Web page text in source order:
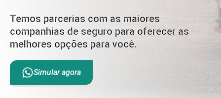
Temos parcerias com as maiores
companhias de seguro para oferecer as
melhores opções para você.
Simular agora